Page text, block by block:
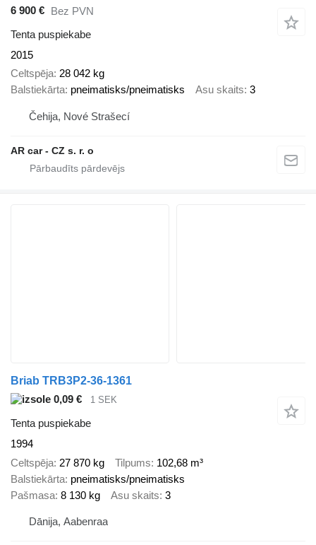
6 900 € Bez PVN
Tenta puspiekabe
2015
Celtspēja 28 042 kg
Balstiekārta pneimatisks/pneimatisks Asu skaits 3
Čehija, Nové Strašecí
AR car - CZ s. r. o
Briab TRB3P2-36-1361
0,09 €
1 SEK
Tenta puspiekabe
1994
Celtspēja 27 870 kg Tilpums 102,68 m³
Balstiekārta pneimatisks/pneimatisks
Pašmasa 8 130 kg Asu skaits 3
Dānija, Aabenraa